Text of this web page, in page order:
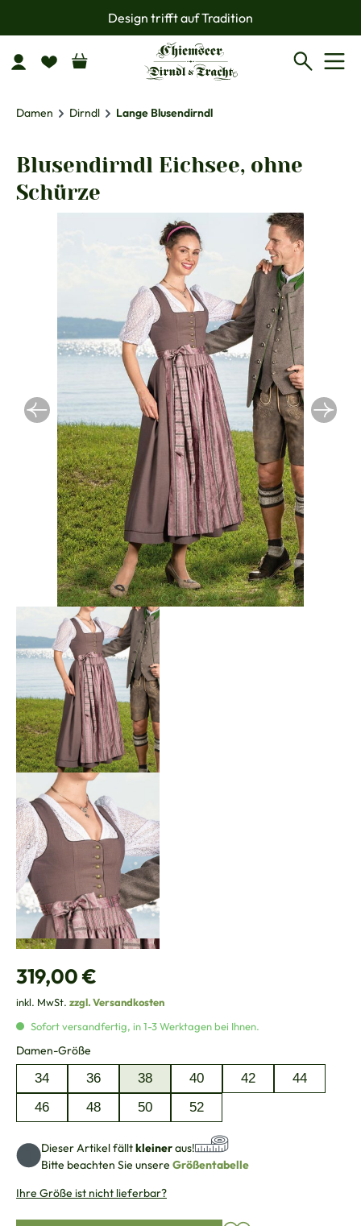
Zum Hauptinhalt springenDesign trifft auf Tradition
Damen Dirndl Lange Blusendirndl
Blusendirndl Eichsee, ohne
Schürze
Bildergalerie überspringen
Regulärer Preis:
319,00 €
inkl. MwSt. zzgl. Versandkosten
Sofort versandfertig, in 1-3 Werktagen bei Ihnen.
Damen-Größe
34 36 38 40 42
44
46
48 50 52
Dieser Artikel fälltkleineraus!
Bitte beachten Sie unsere Größentabelle
Ihre Größe ist nicht lieferbar?